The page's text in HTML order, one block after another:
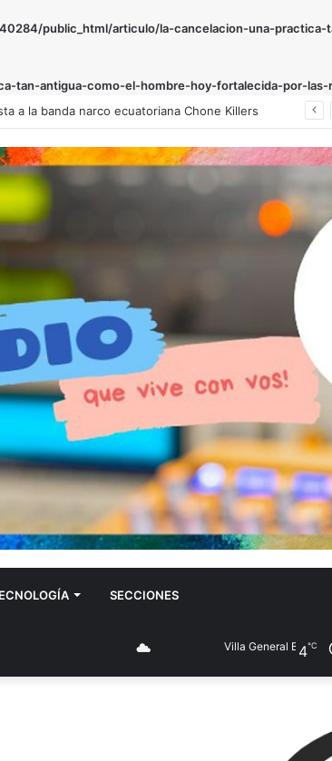
public_html/articulo/la-cancelacion-una-
tan-antigua-como-el-hombre-hoy-fortalecida-por-las-
asistir a investidura de De la Espriella
SECCIONES
Villa General Belgrano 4℃